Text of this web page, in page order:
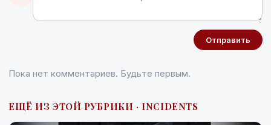
Отправить
Пока нет комментариев. Будьте первым.
ЕЩЁ ИЗ ЭТОЙ РУБРИКИ · INCIDENTS